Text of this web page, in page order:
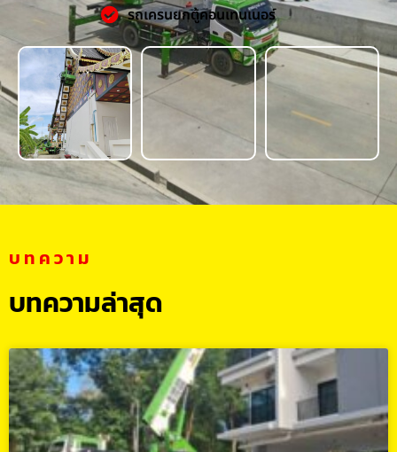
รถเครนยกตู้คอนเทนเนอร์
บทความ
บทความล่าสุด